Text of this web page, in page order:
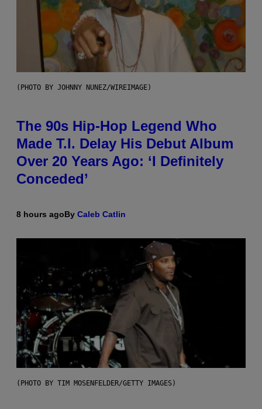
(PHOTO BY JOHNNY NUNEZ/WIREIMAGE)
The 90s Hip-Hop Legend Who
Made T.I. Delay His Debut Album
Over 20 Years Ago: ‘I Definitely
Conceded’
8 hours agoBy Caleb Catlin
(PHOTO BY TIM MOSENFELDER/GETTY IMAGES)